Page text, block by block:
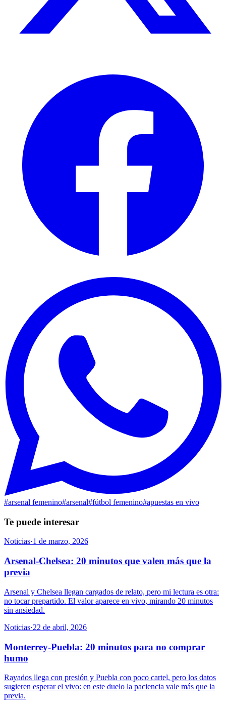
#arsenal femenino#arsenal#fútbol femenino#apuestas en vivo
Te puede interesar
Noticias·1 de marzo, 2026
Arsenal-Chelsea: 20 minutos que valen más que la
previa
Arsenal y Chelsea llegan cargados de relato, pero mi lectura es otra:
no tocar prepartido. El valor aparece en vivo, mirando 20 minutos
sin ansiedad.
Noticias·22 de abril, 2026
Monterrey-Puebla: 20 minutos para no comprar
humo
Rayados llega con presión y Puebla con poco cartel, pero los datos
sugieren esperar el vivo: en este duelo la paciencia vale más que la
previa.